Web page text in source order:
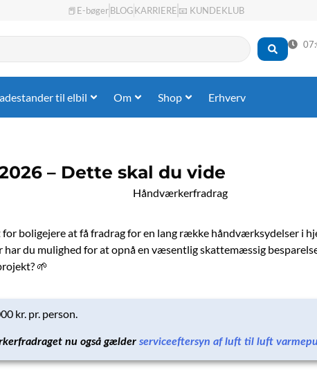
📕E-bøgerBLOGKARRIERE 📧 KUNDEKLUB
til elbil Om Shop Erhverv
– Dette skal du vide
for boligejere at få fradrag for en lang række håndværksydelser i
har du mulighed for at opnå en væsentlig skattemæssig
🌱
kr. pr. person.
nu også gælderserviceeftersyn af luft til luft